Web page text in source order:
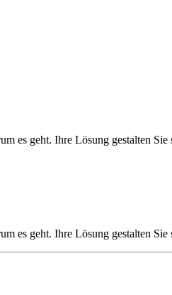
geht. Ihre Lösung gestalten Sie
geht. Ihre Lösung gestalten Sie